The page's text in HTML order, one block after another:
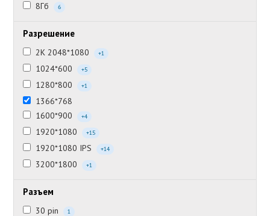
8Гб 6
Разрешение
2K 2048*1080 +1
1024*600 +5
1280*800 +1
1366*768
1600*900
+4
1920*1080 +15
1920*1080 IPS +14
3200*1800 +1
Разъем
30 pin 1